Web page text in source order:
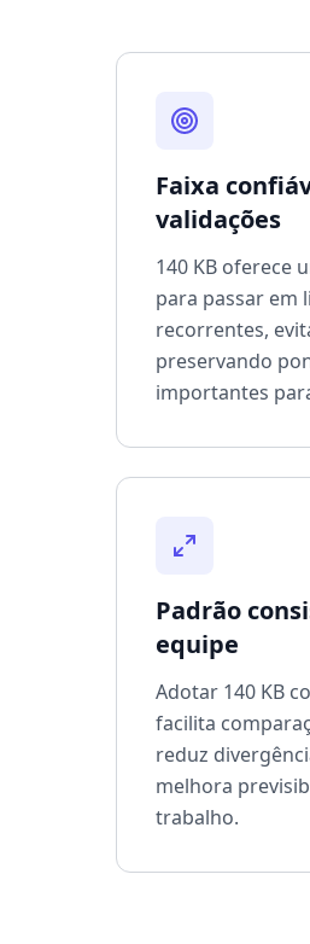
Faixa
validações
140 KB oferece
para passar em
recorrentes,
preservando
importantes
Padrão
equipe
Adotar 140 KB
facilita
reduz
melhora
trabalho.